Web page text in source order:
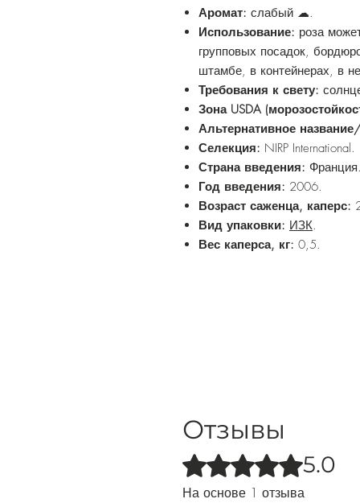
Аромат: слабый ☁.
Использование: роза
групповых посадок,
штамбе, в контейнерах, в
Требования к свету:
Зона USDA
Альтернативное
Селекция: NIRP International.
Страна введения:
Год введения: 2006.
Возраст саженца, каперс:
Вид упаковки: ИЗК.
Вес каперса, кг: 0,5.
Отзывы
Оценка: 5 из 5 звезд.5.0
На основе 1 отзыва